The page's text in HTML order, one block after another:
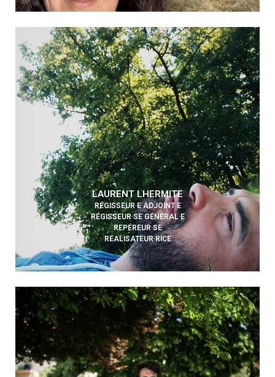
LAURENT LHERMITE
RÉGISSEUR·E ADJOINT·E
RÉGISSEUR·SE GÉNÉRAL·E
REPÉREUR·SE
RÉALISATEUR·RICE